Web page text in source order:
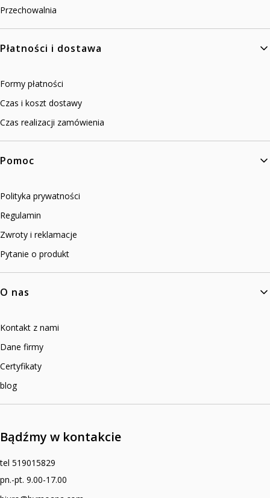
Przechowalnia
Płatności i dostawa
Formy płatności
Czas i koszt dostawy
Czas realizacji zamówienia
Pomoc
Polityka prywatności
Regulamin
Zwroty i reklamacje
Pytanie o produkt
O nas
Kontakt z nami
Dane firmy
Certyfikaty
blog
Bądźmy w kontakcie
tel 519015829
pn.-pt. 9.00-17.00